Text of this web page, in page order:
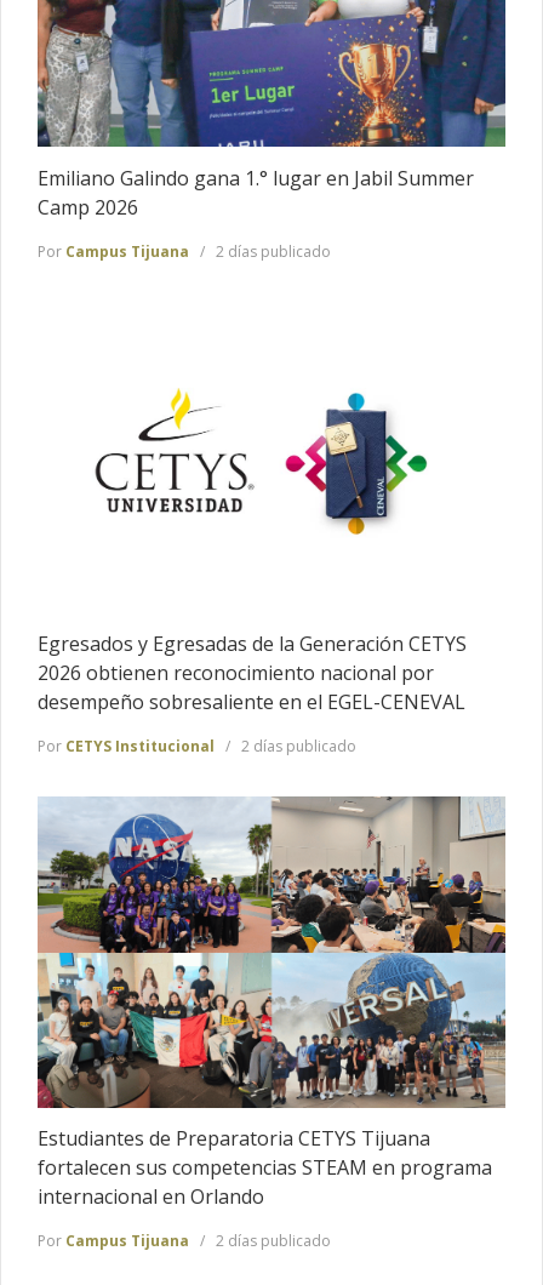
Emiliano Galindo gana 1.° lugar en Jabil Summer
Camp 2026
Por Campus Tijuana 2 días publicado
Egresados y Egresadas de la Generación CETYS
2026 obtienen reconocimiento nacional por
desempeño sobresaliente en el EGEL-CENEVAL
Por CETYS Institucional 2 días publicado
Estudiantes de Preparatoria CETYS Tijuana
fortalecen sus competencias STEAM en programa
internacional en Orlando
Por Campus Tijuana 2 días publicado